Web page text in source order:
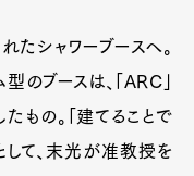
たシャワーブースへ。
のブースは、「ARC」
もの。「建てることで
して、末光が准教授を